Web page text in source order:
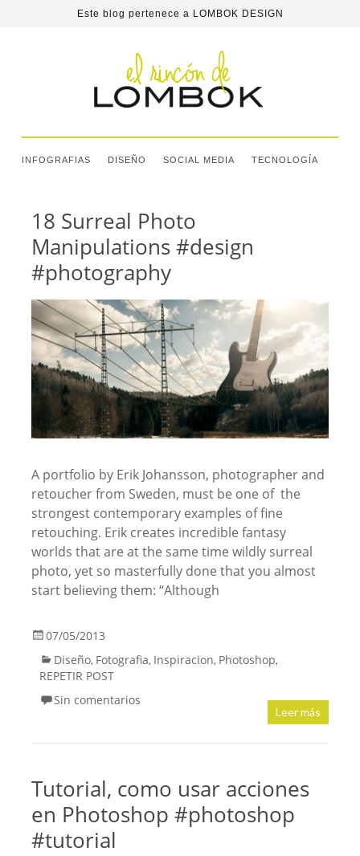
Este blog pertenece a LOMBOK DESIGN
INFOGRAFIAS DISEÑO SOCIAL MEDIA TECNOLOGÍA
18 Surreal Photo
Manipulations #design
#photography
A portfolio by Erik Johansson, photographer and
retoucher from Sweden, must be one of the
strongest contemporary examples of fine
retouching. Erik creates incredible fantasy
worlds that are at the same time wildly surreal
photo, yet so masterfully done that you almost
start believing them: “Although
07/05/2013
Diseño, Fotografia, Inspiracion, Photoshop,
REPETIR POST
Sin comentarios
Leer más
Tutorial, como usar acciones
en Photoshop #photoshop
#tutorial